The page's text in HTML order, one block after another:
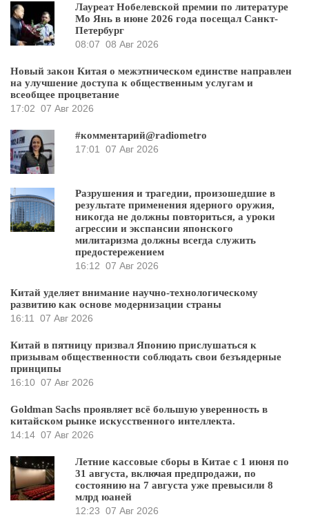
Лауреат Нобелевской премии по литературе
Мо Янь в июне 2026 года посещал Санкт-
Петербург
08:07 08 Авг 2026
Новый закон Китая о межэтническом единстве направлен
на улучшение доступа к общественным услугам и
всеобщее процветание
17:02 07 Авг 2026
#комментарий@radiometro
17:01
07 Авг 2026
Разрушения и трагедии, произошедшие в
результате применения ядерного оружия,
никогда не должны повториться, а уроки
агрессии и экспансии японского
милитаризма должны всегда служить
предостережением
16:12 07 Авг 2026
Китай уделяет внимание научно-технологическому
развитию как основе модернизации страны
16:11
07 Авг 2026
Китай в пятницу призвал Японию прислушаться к
призывам общественности соблюдать свои безъядерные
принципы
16:10 07 Авг 2026
Goldman Sachs проявляет всё большую уверенность в
китайском рынке искусственного интеллекта.
14:14 07 Авг 2026
Летние кассовые сборы в Китае с 1 июня по
31 августа, включая предпродажи, по
состоянию на 7 августа уже превысили 8
млрд юаней
12:23 07 Авг 2026